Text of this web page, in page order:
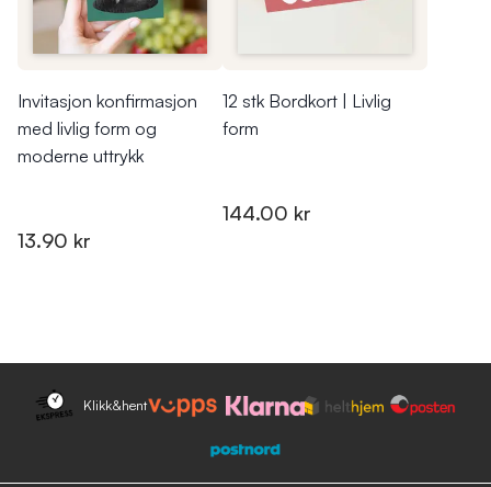
Invitasjon konfirmasjon
med livlig form og
moderne uttrykk
13.90 kr
12 stk Bordkort | Livlig
form
144.00 kr
Klikk&hent